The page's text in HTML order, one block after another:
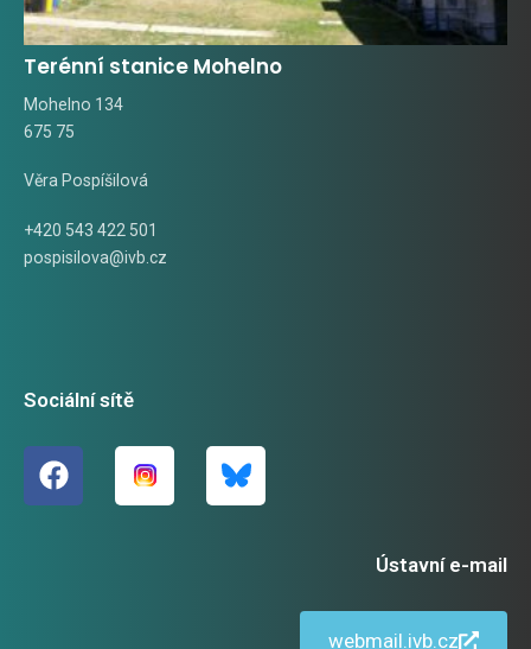
Terénní stanice Mohelno
Mohelno 134
675 75
Věra Pospíšilová
+420 543 422 501
pospisilova@ivb.cz
Sociální sítě
Ústavní e-mail
webmail.ivb.cz